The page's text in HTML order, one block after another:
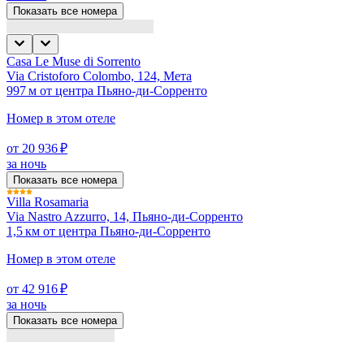
Показать все номера
Casa Le Muse di Sorrento
Via Cristoforo Colombo, 124, Мета
997 м от центра Пьяно-ди-Сорренто
Номер в этом отеле
от 20 936 ₽
за ночь
Показать все номера
Villa Rosamaria
Via Nastro Azzurro, 14, Пьяно-ди-Сорренто
1,5 км от центра Пьяно-ди-Сорренто
Номер в этом отеле
от 42 916 ₽
за ночь
Показать все номера